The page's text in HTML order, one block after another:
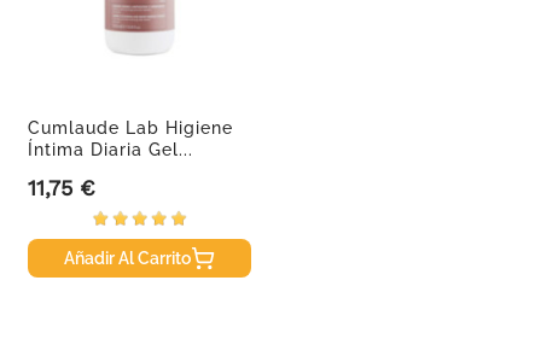
Cumlaude Lab Higiene
Íntima Diaria Gel...
Precio
11,75 €
Añadir Al Carrito